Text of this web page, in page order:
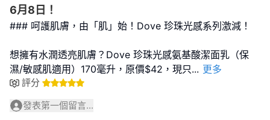
6月8日！
### 呵護肌膚，由「肌」始！Dove 珍珠光感系列激減！
想擁有水潤透亮肌膚？Dove 珍珠光感氨基酸潔面乳（保
濕/敏感肌適用）170毫升，原價$42，現只... 更多
評分
發表第一個留言...